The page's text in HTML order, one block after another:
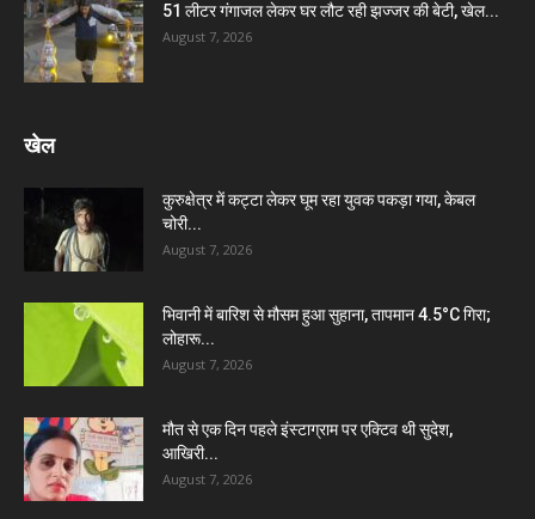
51 लीटर गंगाजल लेकर घर लौट रही झज्जर की बेटी, खेल...
August 7, 2026
खेल
कुरुक्षेत्र में कट्टा लेकर घूम रहा युवक पकड़ा गया, केबल
चोरी...
August 7, 2026
भिवानी में बारिश से मौसम हुआ सुहाना, तापमान 4.5°C गिरा;
लोहारू...
August 7, 2026
मौत से एक दिन पहले इंस्टाग्राम पर एक्टिव थी सुदेश,
आखिरी...
August 7, 2026